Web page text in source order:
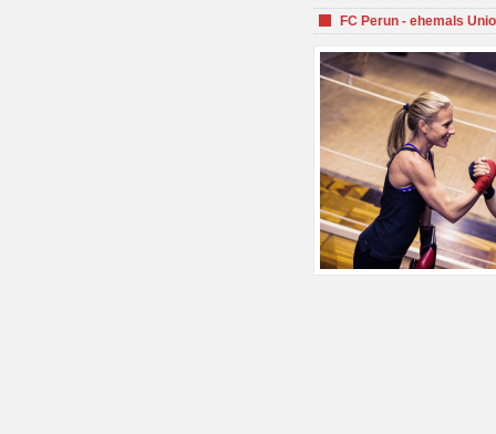
FC Perun - ehemals